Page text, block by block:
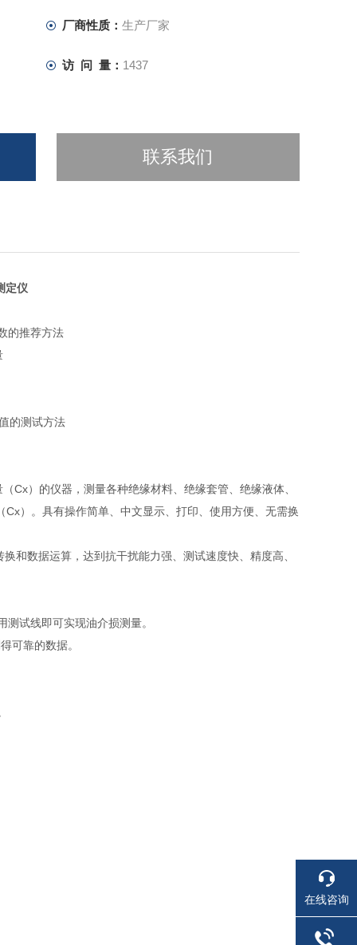
厂商性质： 生产厂家
访 问 量： 1437
联系我们
定仪
的推荐方法
的测试方法
Cx）的仪器，测量各种绝缘材料、绝缘套管、绝缘液体、
）。具有操作简单、中文显示、打印、使用方便、无需换
和数据运算，达到抗干扰能力强、测试速度快、精度高、
试线即可实现油介损测量。
可靠的数据。
在线咨询